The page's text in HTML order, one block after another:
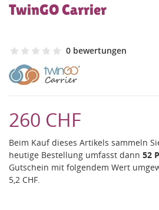
TwinGO Carrier
0 bewertungen
260 CHF
Beim Kauf dieses Artikels sammeln
heutige Bestellung umfasst dann 52
Gutschein mit folgendem Wert
5,2 CHF.